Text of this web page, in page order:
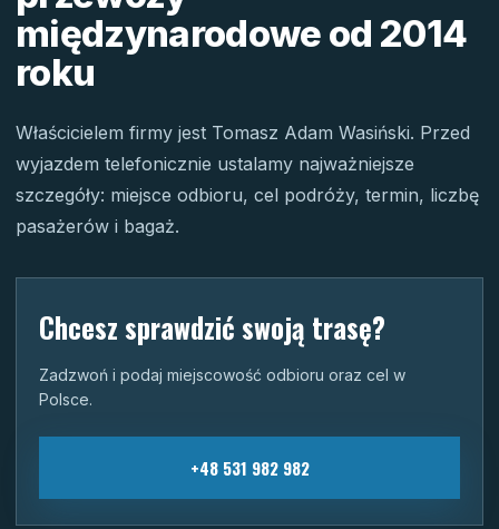
międzynarodowe od 2014
roku
Właścicielem firmy jest Tomasz Adam Wasiński. Przed
wyjazdem telefonicznie ustalamy najważniejsze
szczegóły: miejsce odbioru, cel podróży, termin, liczbę
pasażerów i bagaż.
Chcesz sprawdzić swoją trasę?
Zadzwoń i podaj miejscowość odbioru oraz cel w
Polsce.
+48 531 982 982